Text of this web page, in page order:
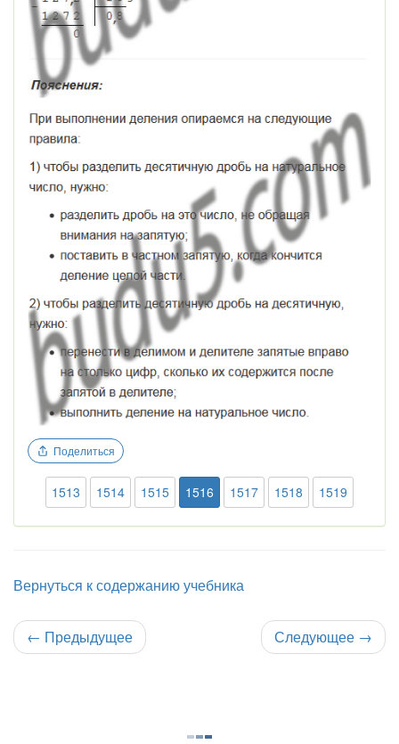
Поделиться
1513 1514 1515 1516 1517 1518 1519
Вернуться к содержанию учебника
← Предыдущее Следующее →